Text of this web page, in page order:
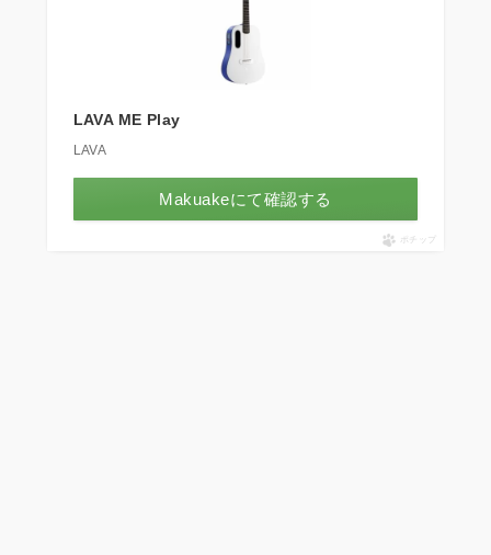
LAVA ME Play
LAVA
Makuakeにて確認する
ポチップ